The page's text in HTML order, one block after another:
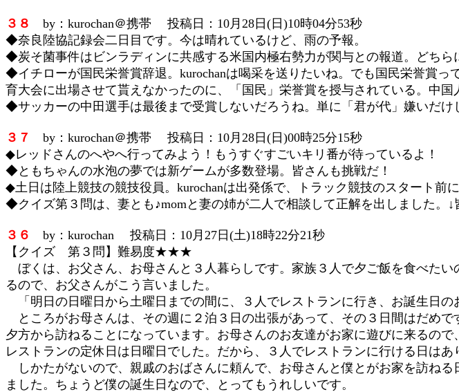
３８
by：kurochan＠携帯 投稿日：10月28日(日)10時04分53秒
◆奈良陸協記録会二日目です。今は晴れているけど、雨の予報。
◆炭そ菌事件はビンラディンに共感する米国内極右勢力が関与との報道。どちら
◆イチローが国民栄誉賞辞退。kurochanは喝采を送りたいね。でも国民栄誉賞
育大会に出場させて貰えなかったのに、「国民」栄誉賞を授与されている。中
◆サッカーの中田選手は最後まで受賞しないだろうね。単に「君が代」嫌いだけ
３７
by：kurochan＠携帯 投稿日：10月28日(日)00時25分15秒
◆レッドさんのへやへ行ってみよう！もうすぐすごいキリ番が待っているよ！
◆ともちゃんの水泡の夢では新ゲームが多数登場。皆さんも挑戦だ！
◆土日は陸上競技の競技役員。kurochanは出発係で、トラック競技のスタート前
◆クイズ第３問は、妻とも♪momと妻の姉が二人で相談して正解を出しました。↓
３６
by：kurochan 投稿日：10月27日(土)18時22分21秒
【クイズ 第３問】難易度★★★
ぼくは、お父さん、お母さんと３人暮らしです。家族３人で夕ご飯を食べた
るので、お父さんがこう言いました。
「明日の日曜日から土曜日までの間に、３人でレストランに行き、お誕生日の
ところがお母さんは、その週に２泊３日の出張があって、その３日間はだめ
夕方から訪ねることになっています。お母さんのお友達がお家に遊びに来るの
レストランの定休日は日曜日でした。だから、３人でレストランに行ける日はあ
しかたがないので、親戚のおばさんに頼んで、お母さんと僕とがお家を訪ね
ました。ちょうど僕の誕生日なので、とってもうれしいです。